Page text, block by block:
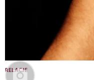
RELACJE